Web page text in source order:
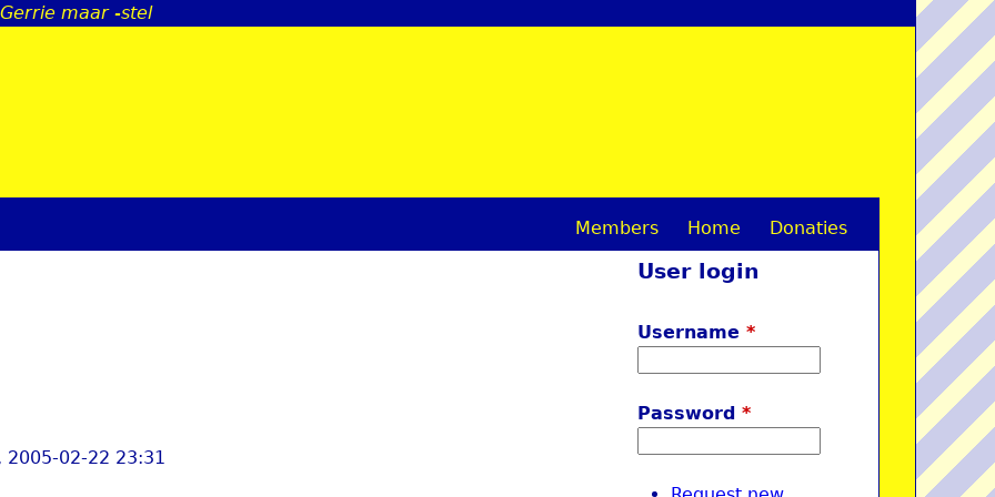
maar -stel
2005-02-22 23:31
M
Members Home Donaties
User login
Username*
Password*